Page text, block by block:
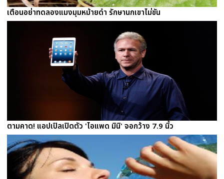
เตือนอย่าทดลองแมงมุมหม้ายดำ รักษานกเขาไม่ขัน
ตามคาด! แอปเปิลเปิดตัว 'ไอแพด มินิ' จอกว้าง 7.9 นิ้ว